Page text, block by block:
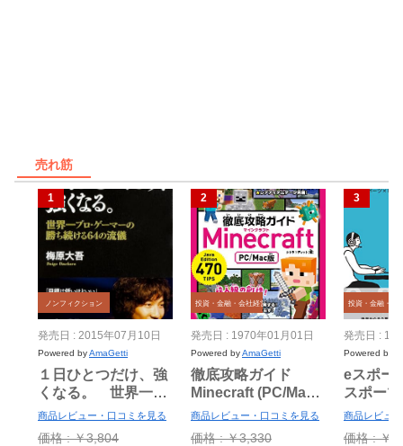
売れ筋
ノンフィクション
発売日 : 2015年07月10日
Powered byAmaGetti
１日ひとつだけ、強
くなる。 世界一プ
ロ・ゲーマーの勝ち
続ける64の流儀
商品レビュー・口コミを見る
価格 : ￥3,804
投資・金融・会社経営
発売日 : 1970年01月01日
Powered byAmaGetti
徹底攻略ガイド
Minecraft (PC/Mac
版)
商品レビュー・口コミを見る
価格 : ￥3,330
投資・金融・会
発売日 :
Powered by
eスポー
スポー
の現場
ます!
商品レビュ
価格 : ￥